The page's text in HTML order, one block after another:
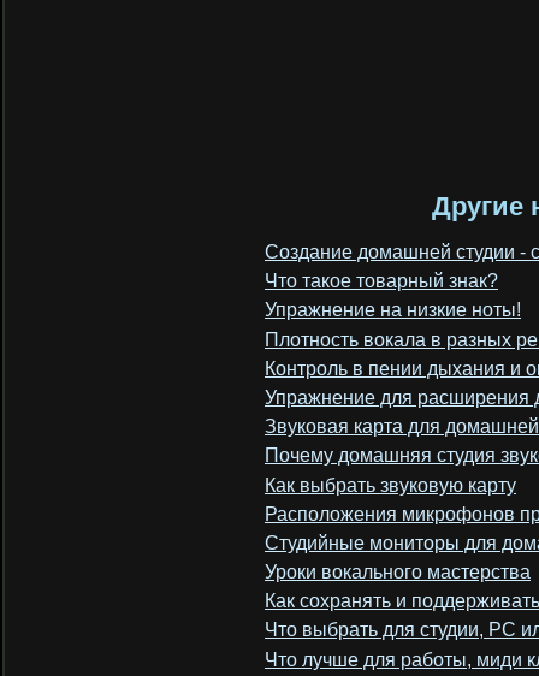
Другие
Создание домашней студии -
Что такое товарный знак?
Упражнение на низкие ноты!
Плотность вокала в разных
Контроль в пении дыхания и
Упражнение для расширения
Звуковая карта для домашней
Почему домашняя студия
Как выбрать звуковую карту
Расположения микрофонов
Cтудийные мониторы для
Уроки вокального мастерства
Как сохранять и
Что выбрать для студии, РС
Что лучше для работы, миди